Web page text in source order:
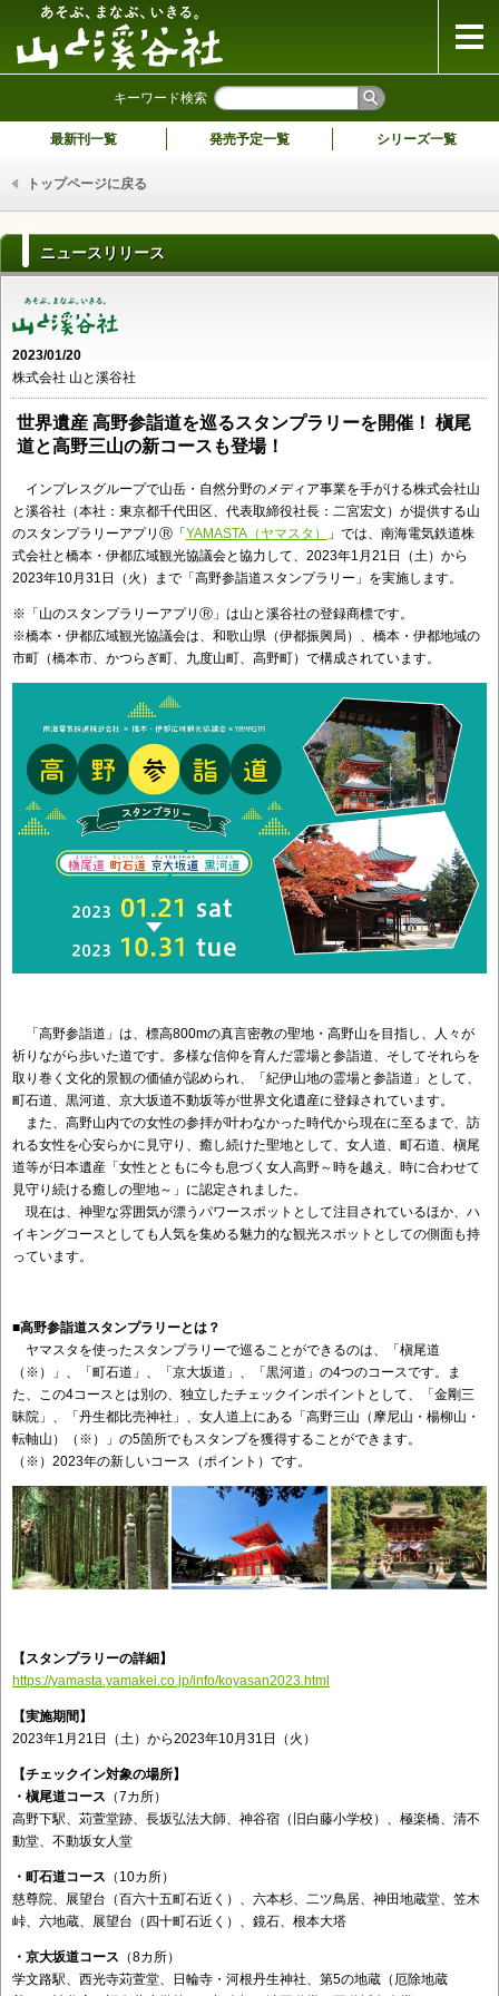
キーワード検索
最新刊一覧 発売予定一覧 シリーズ一覧
トップページに戻る
ニュースリリース
2023/01/20
株式会社 山と溪谷社
世界遺産 高野参詣道を巡るスタンプラリーを開催！ 槇尾
道と高野三山の新コースも登場！
インプレスグループで山岳・自然分野のメディア事業を手がける株式会社山
と溪谷社（本社：東京都千代田区、代表取締役社長：二宮宏文）が提供する山
のスタンプラリーアプリⓇ「YAMASTA（ヤマスタ）
」では、南海電気鉄道株
式会社と橋本・伊都広域観光協議会と協力して、2023年1月21日（土）から
2023年10月31日（火）まで「高野参詣道スタンプラリー」を実施します。
※「山のスタンプラリーアプリⓇ」は山と溪谷社の登録商標です。
※橋本・伊都広域観光協議会は、和歌山県（伊都振興局）、橋本・伊都地域の
市町（橋本市、かつらぎ町、九度山町、高野町）で構成されています。
「高野参詣道」は、標高800mの真言密教の聖地・高野山を目指し、人々が
祈りながら歩いた道です。多様な信仰を育んだ霊場と参詣道、そしてそれらを
取り巻く文化的景観の価値が認められ、「紀伊山地の霊場と参詣道」として、
町石道、黒河道、京大坂道不動坂等が世界文化遺産に登録されています。
また、高野山内での女性の参拝が叶わなかった時代から現在に至るまで、訪
れる女性を心安らかに見守り、癒し続けた聖地として、女人道、町石道、槇尾
道等が日本遺産「女性とともに今も息づく女人高野～時を越え、時に合わせて
見守り続ける癒しの聖地～」に認定されました。
現在は、神聖な雰囲気が漂うパワースポットとして注目されているほか、ハ
イキングコースとしても人気を集める魅力的な観光スポットとしての側面も持
っています。
■高野参詣道スタンプラリーとは？
ヤマスタを使ったスタンプラリーで巡ることができるのは、「槇尾道
（※）」、「町石道」、「京大坂道」、「黒河道」の4つのコースです。ま
た、この4コースとは別の、独立したチェックインポイントとして、「金剛三
昧院」、「丹生都比売神社」、女人道上にある「高野三山（摩尼山・楊柳山・
転軸山）（※）」の5箇所でもスタンプを獲得することができます。
（※）2023年の新しいコース（ポイント）です。
【スタンプラリーの詳細】
https://yamasta.yamakei.co.jp/info/koyasan2023.html
【実施期間】
2023年1月21日（土）から2023年10月31日（火）
【チェックイン対象の場所】
・槇尾道コース （7カ所）
高野下駅、苅萱堂跡、長坂弘法大師、神谷宿（旧白藤小学校）、極楽橋、清不
動堂、不動坂女人堂
・町石道コース （10カ所）
慈尊院、展望台（百六十五町石近く）、六本杉、二ツ鳥居、神田地蔵堂、笠木
峠、六地蔵、展望台（四十町石近く）、鏡石、根本大塔
・京大坂道コース （8カ所）
学文路駅、西光寺苅萱堂、日輪寺・河根丹生神社、第5の地蔵（厄除地蔵